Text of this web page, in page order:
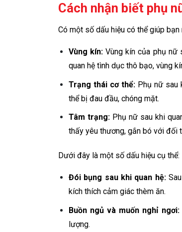
Cách nhận biết phụ
Có một số dấu hiệu có thể giúp
Vùng kín:Vùng kín của phụ nữ
quan hệ tình dục thô bạo, vùng
Trạng thái cơ thể:Phụ nữ sau
thể bị đau đầu, chóng mặt.
Tâm trạng:Phụ nữ sau khi
thấy yêu thương, gắn bó với đối
Dưới đây là một số dấu hiệu cụ thể:
Đói bụng sau khi quan hệ:
kích thích cảm giác thèm ăn.
Buồn ngủ và muốn nghỉ ngơi:
lượng.